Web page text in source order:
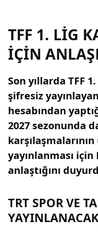
TFF 1. LİG
İÇİN
Son yıllarda TFF
şifresiz
hesabından
2027 sezonunda
yayınlanması için
anlaştığını
TRT SPOR VE